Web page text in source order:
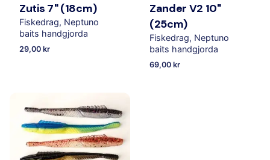
Zutis 7" (18cm)
Fiskedrag Neptuno
baits handgjorda
29,00 kr
Zander V2 10"
(25cm)
Fiskedrag Neptuno
baits handgjorda
69,00 kr